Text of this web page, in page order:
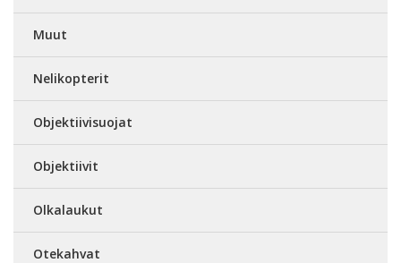
Muut
Nelikopterit
Objektiivisuojat
Objektiivit
Olkalaukut
Otekahvat